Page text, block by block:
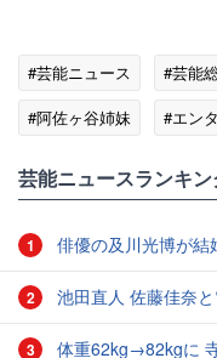
#芸能ニュース #芸能
#阿佐ヶ谷姉妹
#エン
芸能ニュースランキン
1 俳優の及川光博が結
2 池田直人 佐藤佳奈
3 体重62kg→82kgに